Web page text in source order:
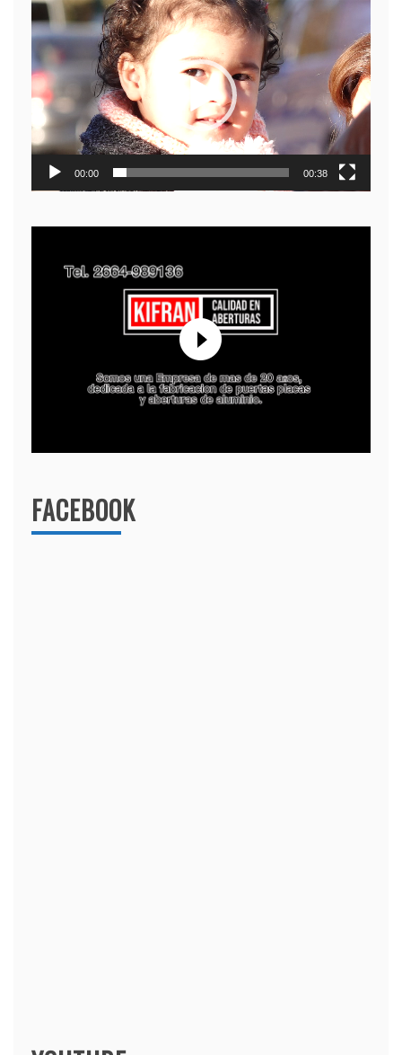
Reproductor
de
video
00:00 00:38
FACEBOOK